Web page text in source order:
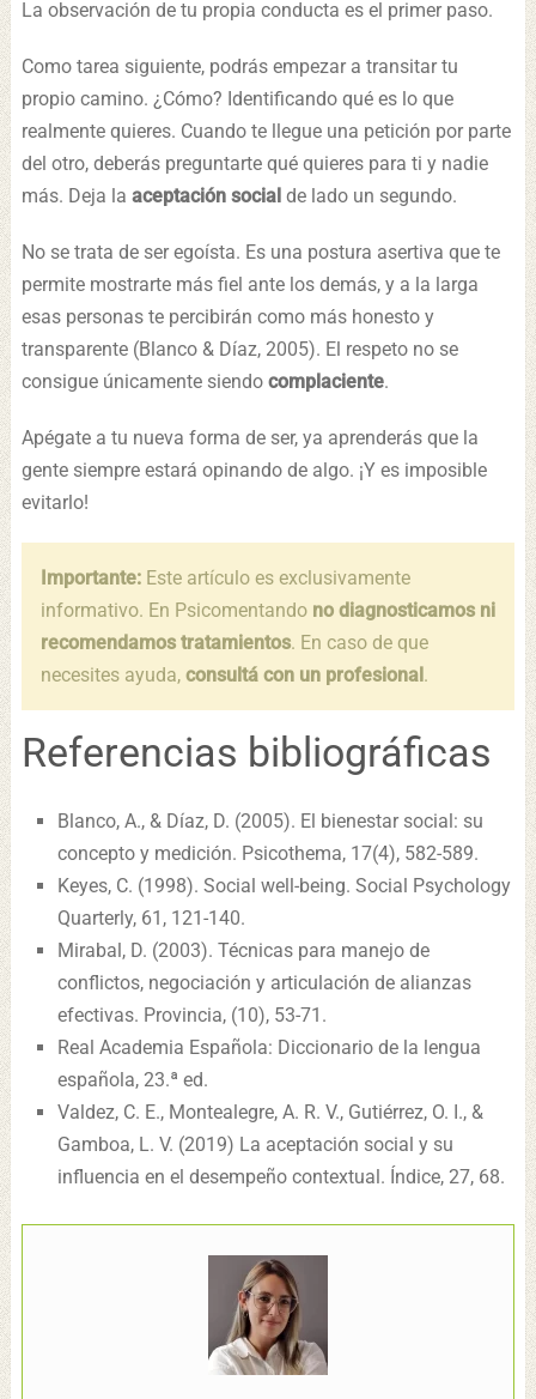
La observación de tu propia conducta es el primer paso.
Como tarea siguiente, podrás empezar a transitar tu
propio camino. ¿Cómo? Identificando qué es lo que
realmente quieres. Cuando te llegue una petición por parte
del otro, deberás preguntarte qué quieres para ti y nadie
más. Deja la aceptación social de lado un segundo.
No se trata de ser egoísta. Es una postura asertiva que te
permite mostrarte más fiel ante los demás, y a la larga
esas personas te percibirán como más honesto y
transparente (Blanco & Díaz, 2005). El respeto no se
consigue únicamente siendo complaciente.
Apégate a tu nueva forma de ser, ya aprenderás que la
gente siempre estará opinando de algo. ¡Y es imposible
evitarlo!
Importante:Este artículo es exclusivamente
informativo. En Psicomentando no diagnosticamos ni
recomendamos tratamientos. En caso de que
necesites ayuda, consultá con un profesional .
Referencias bibliográficas
Blanco, A., & Díaz, D. (2005). El bienestar social: su
concepto y medición. Psicothema, 17(4), 582-589.
Keyes, C. (1998). Social well-being. Social Psychology
Quarterly, 61, 121-140.
Mirabal, D. (2003). Técnicas para manejo de
conflictos, negociación y articulación de alianzas
efectivas. Provincia, (10), 53-71.
Real Academia Española: Diccionario de la lengua
española, 23.ª ed.
Valdez, C. E., Montealegre, A. R. V., Gutiérrez, O. I., &
Gamboa, L. V. (2019) La aceptación social y su
influencia en el desempeño contextual. Índice, 27, 68.